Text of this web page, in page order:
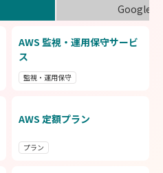
Google
AWS 監視・運用保守サービ
ス
監視・運用保守
AWS 定額プラン
プラン